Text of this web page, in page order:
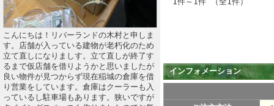
こんにちは！リバーランドの木村と申しま
す。店舗が入っている建物が老朽化のため
立て直しになりましす。立て直しが終了す
るまで仮店舗を借りようかと思いましたが
良い物件が見つからず現在稲城の倉庫を借
り営業をしています。倉庫はクーラーも入
っているし駐車場もあります。狭いですが
インフォメーション